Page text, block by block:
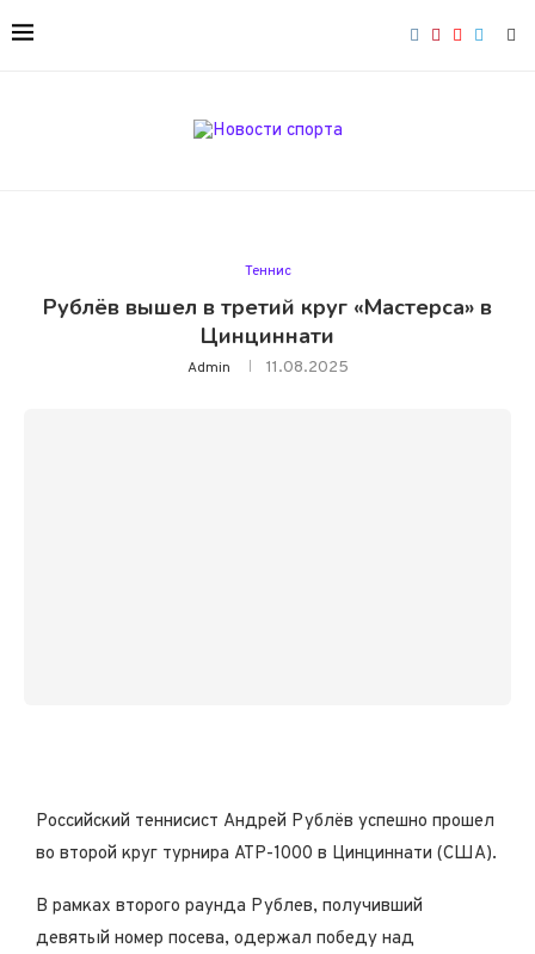
Теннис
Рублёв вышел в третий круг «Мастерса» в
Цинциннати
Admin 11.08.2025
Российский теннисист Андрей Рублёв успешно прошел
во второй круг турнира ATP-1000 в Цинциннати (США).
В рамках второго раунда Рублев, получивший
девятый номер посева, одержал победу над